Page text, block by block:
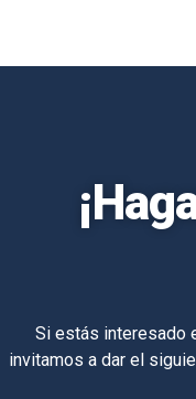
Si estás interesado
invitamos a dar el